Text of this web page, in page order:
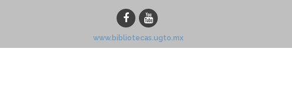
www.bibliotecas.ugto.mx